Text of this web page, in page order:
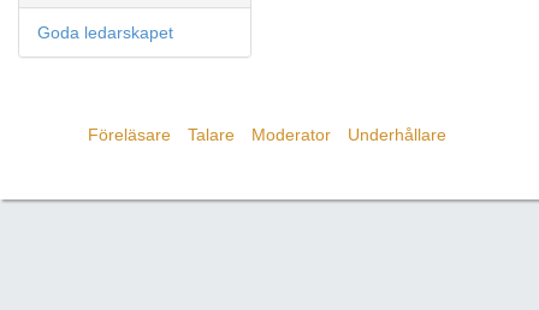
Goda ledarskapet
Föreläsare Talare Moderator Underhållare